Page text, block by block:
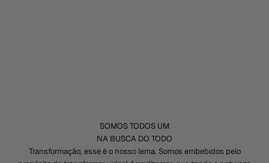
SOMOS TODOS UM
NA BUSCA DO TODO
Transformação, esse é o nosso lema. Somos embebidos pelo